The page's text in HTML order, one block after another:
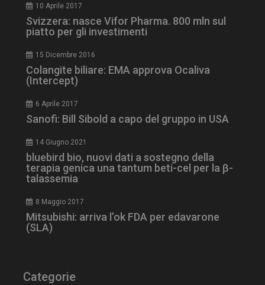
10 Aprile 2017
Svizzera: nasce Vifor Pharma. 800 mln sul
piatto per gli investimenti
15 Dicembre 2016
Colangite biliare: EMA approva Ocaliva
(Intercept)
6 Aprile 2017
Sanofi: Bill Sibold a capo del gruppo in USA
14 Giugno 2021
bluebird bio, nuovi dati a sostegno della
terapia genica una tantum beti-cel per la β-
talassemia
8 Maggio 2017
Mitsubishi: arriva l’ok FDA per edavarone
(SLA)
Categorie
ironfish-session-id
ARRAffinity
Microsoft Corporation
.www.dailyhealthindustry.it